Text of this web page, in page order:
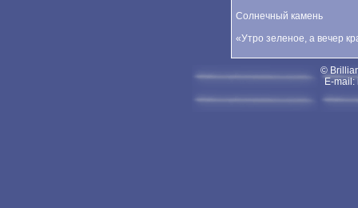
Солнечный камень
«Утро зеленое, а вечер
©
E-mail: